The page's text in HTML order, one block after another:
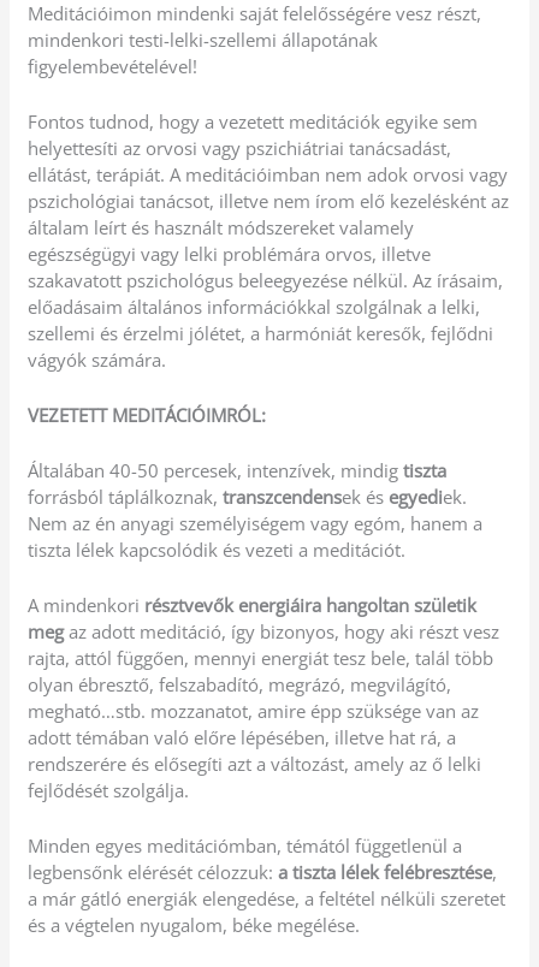
Meditációimon mindenki saját felelősségére vesz részt,
mindenkori testi-lelki-szellemi állapotának
figyelembevételével!
Fontos tudnod, hogy a vezetett meditációk egyike sem
helyettesíti az orvosi vagy pszichiátriai tanácsadást,
ellátást, terápiát. A meditációimban nem adok orvosi vagy
pszichológiai tanácsot, illetve nem írom elő kezelésként az
általam leírt és használt módszereket valamely
egészségügyi vagy lelki problémára orvos, illetve
szakavatott pszichológus beleegyezése nélkül. Az írásaim,
előadásaim általános információkkal szolgálnak a lelki,
szellemi és érzelmi jólétet, a harmóniát keresők, fejlődni
vágyók számára.
VEZETETT MEDITÁCIÓIMRÓL:
Általában 40-50 percesek, intenzívek, mindigtiszta
forrásból táplálkoznak,transzcendensek és egyediek.
Nem az én anyagi személyiségem vagy egóm, hanem a
tiszta lélek kapcsolódik és vezeti a meditációt.
A mindenkori résztvevők energiáira hangoltan születik
megaz adott meditáció, így bizonyos, hogy aki részt vesz
rajta, attól függően, mennyi energiát tesz bele, talál több
olyan ébresztő, felszabadító, megrázó, megvilágító,
megható…stb. mozzanatot, amire épp szüksége van az
adott témában való előre lépésében, illetve hat rá, a
rendszerére és elősegíti azt a változást, amely az ő lelki
fejlődését szolgálja.
Minden egyes meditációmban, témától függetlenül a
legbensőnk elérését célozzuk:a tiszta lélek felébresztése,
a már gátló energiák elengedése, a feltétel nélküli szeretet
és a végtelen nyugalom, béke megélése.